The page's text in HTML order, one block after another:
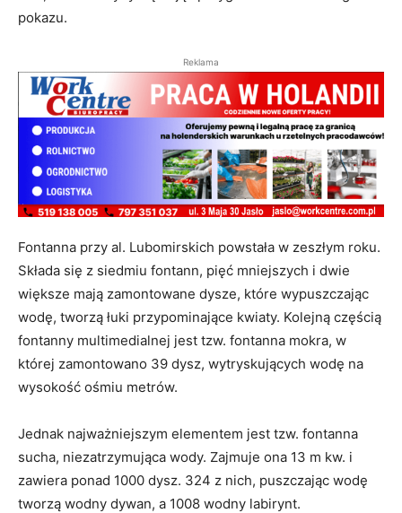
pokazu.
Reklama
Fontanna przy al. Lubomirskich powstała w zeszłym roku.
Składa się z siedmiu fontann, pięć mniejszych i dwie
większe mają zamontowane dysze, które wypuszczając
wodę, tworzą łuki przypominające kwiaty. Kolejną częścią
fontanny multimedialnej jest tzw. fontanna mokra, w
której zamontowano 39 dysz, wytryskujących wodę na
wysokość ośmiu metrów.
Jednak najważniejszym elementem jest tzw. fontanna
sucha, niezatrzymująca wody. Zajmuje ona 13 m kw. i
zawiera ponad 1000 dysz. 324 z nich, puszczając wodę
tworzą wodny dywan, a 1008 wodny labirynt.